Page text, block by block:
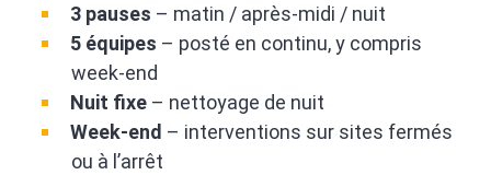
3 pauses – matin / après-midi / nuit
5 équipes – posté en continu, y compris
week-end
Nuit fixe – nettoyage de nuit
Week-end – interventions sur sites fermés
ou à l’arrêt